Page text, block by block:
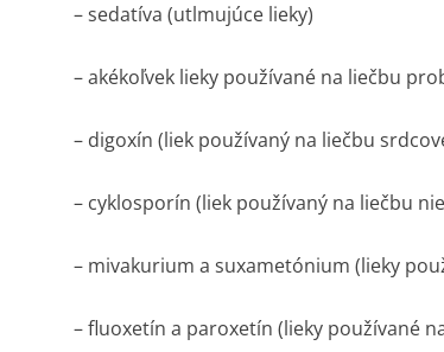
– sedatíva (utlmujúce lieky)
– akékoľvek lieky používané na liečbu
– digoxín (liek používaný na liečbu
– cyklosporín (liek používaný na liečbu
– mivakurium a suxametónium (lieky
– fluoxetín a paroxetín (lieky používané